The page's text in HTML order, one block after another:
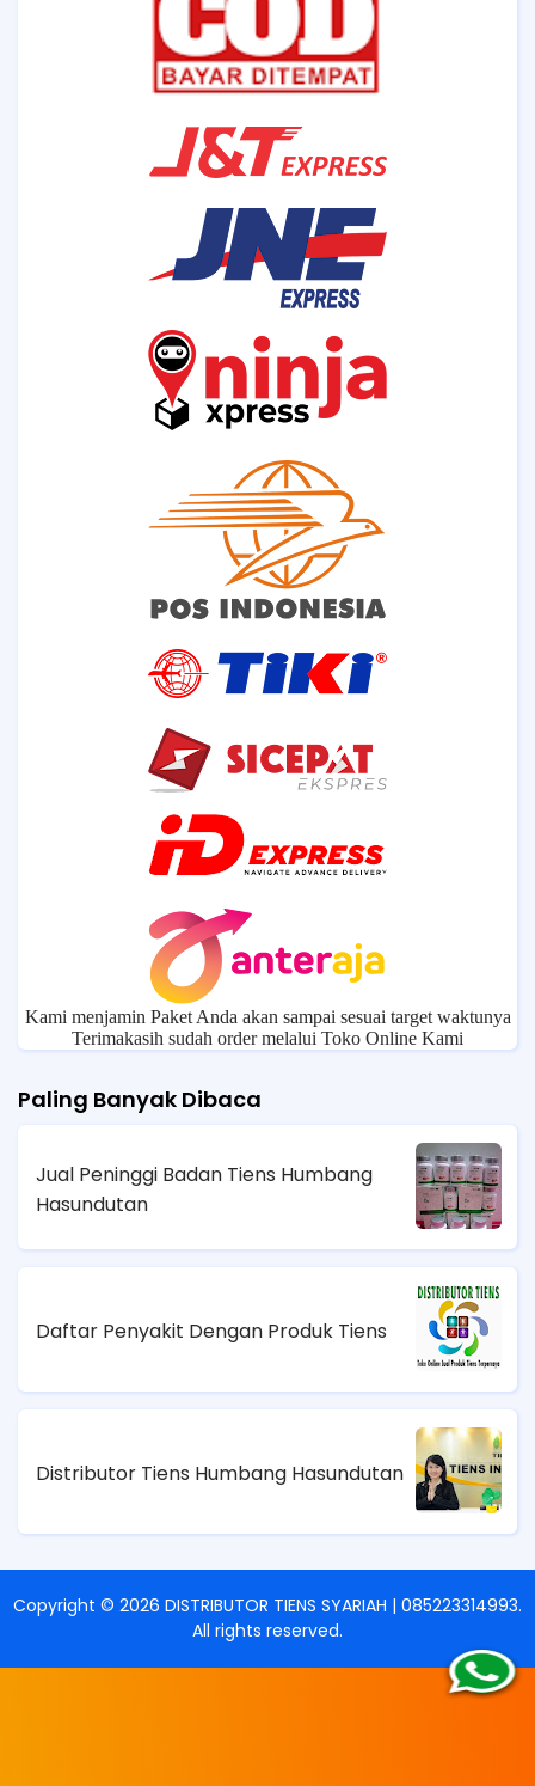
Kami menjamin Paket Anda akan sampai sesuai target waktunya
Terimakasih sudah order melalui Toko Online Kami
Paling Banyak Dibaca
Jual Peninggi Badan Tiens Humbang
Hasundutan
Daftar Penyakit Dengan Produk Tiens
Distributor Tiens Humbang Hasundutan
Copyright © 2026 DISTRIBUTOR TIENS SYARIAH | 085223314993.
All rights reserved.